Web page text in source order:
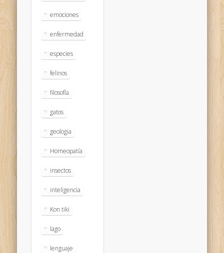
emociones
enfermedad
especies
felinos
filosofía
gatos
geologia
Homeopatía
insectos
inteligencia
Kon tiki
lago
lenguaje